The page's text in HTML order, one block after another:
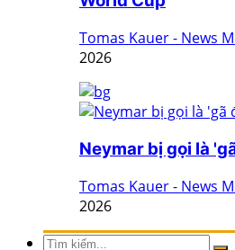
Tomas Kauer - News
2026
Neymar bị gọi là
Tomas Kauer - News
2026